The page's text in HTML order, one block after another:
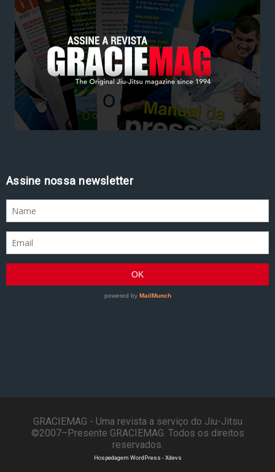
Assine nossa newsletter
GRACIEMAG - Uma revista a serviço do Jiu-Jitsu
©2007–Presente GRACIEMAG. Todos os direitos
reservados.
Hospedagem WordPress - Xdevs